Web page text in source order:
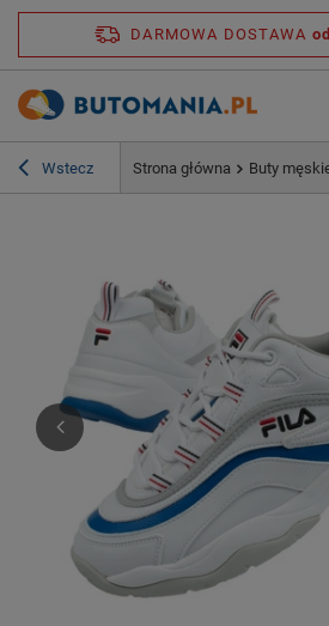
DARMOWA DOSTAWA
Wstecz Strona główna Buty